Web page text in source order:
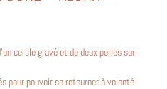
cercle gravé et de deux perles sur
pour pouvoir se retourner à volonté